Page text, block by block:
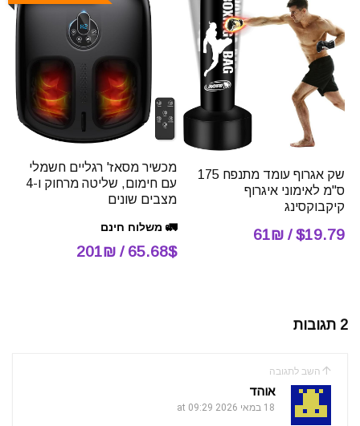
שק אגרוף עומד מתנפח 175
ס"מ לאימוני איגרוף
קיקבוקסינג
$19.79 / 61₪
מכשיר מסאז' רגליים חשמלי
עם חימום, שליטה מרחוק ו-4
מצבים שונים
🚛 משלוח חינם
65.68$ / 201₪
2 תגובות
השב לתגובה
אוהד
18 במאי 2026 at 09:29